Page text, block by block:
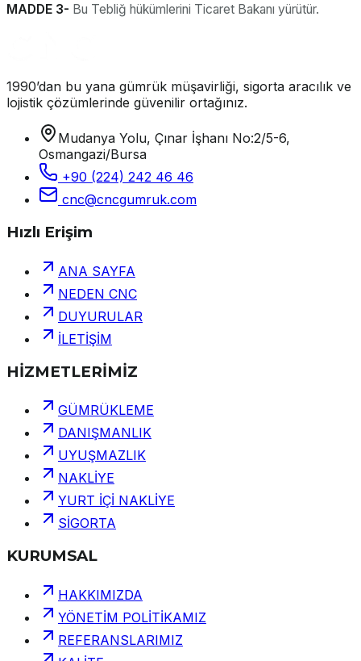
MADDE 3- Bu Tebliğ hükümlerini Ticaret Bakanı yürütür.
1990’dan bu yana gümrük müşavirliği, sigorta aracılık ve
lojistik çözümlerinde güvenilir ortağınız.
Mudanya Yolu, Çınar İşhanı No:2/5-6,
Osmangazi/Bursa
+90 (224) 242 46 46
cnc@cncgumruk.com
Hızlı Erişim
ANA SAYFA
NEDEN CNC
DUYURULAR
İLETİŞİM
HİZMETLERİMİZ
GÜMRÜKLEME
DANIŞMANLIK
UYUŞMAZLIK
NAKLİYE
YURT İÇİ NAKLİYE
SİGORTA
KURUMSAL
HAKKIMIZDA
YÖNETİM POLİTİKAMIZ
REFERANSLARIMIZ